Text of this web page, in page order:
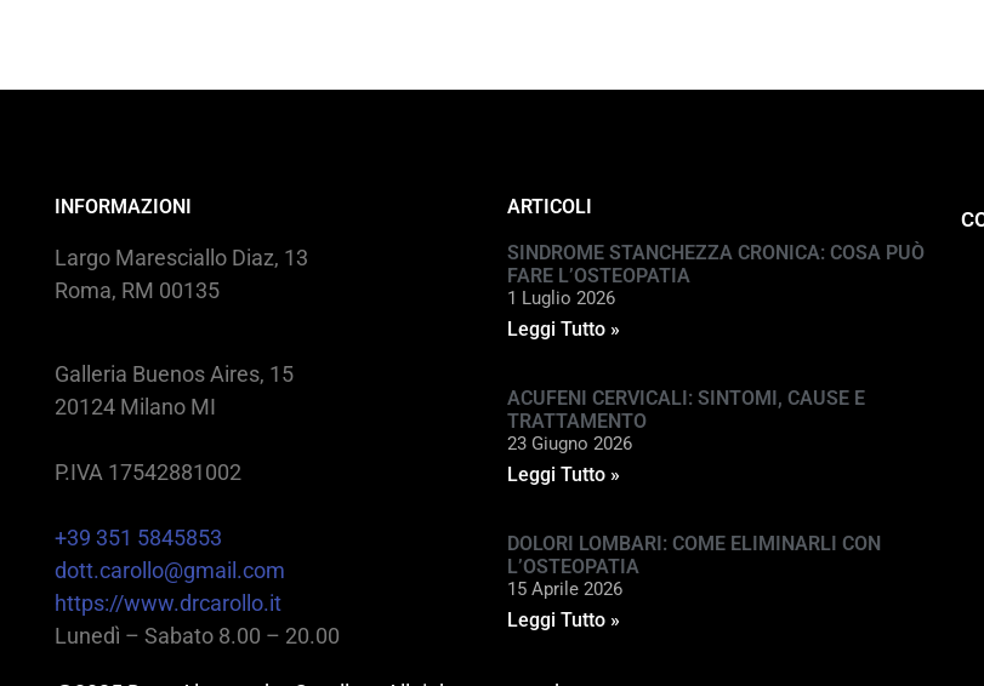
INFORMAZIONI
Largo Maresciallo Diaz, 13
Roma, RM 00135
Galleria Buenos Aires, 15
20124 Milano MI
P.IVA 17542881002
+39 351 5845853
dott.carollo@gmail.com
https://www.drcarollo.it
Lunedì – Sabato 8.00 – 20.00
ARTICOLI
SINDROME STANCHEZZA CRONICA: COSA PUÒ
FARE L’OSTEOPATIA
1 Luglio 2026
Leggi Tutto »
ACUFENI CERVICALI: SINTOMI, CAUSE E
TRATTAMENTO
23 Giugno 2026
Leggi Tutto »
DOLORI LOMBARI: COME ELIMINARLI CON
L’OSTEOPATIA
15 Aprile 2026
Leggi Tutto »